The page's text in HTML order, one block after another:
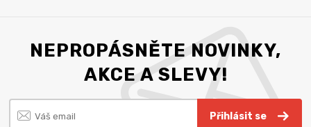
NEPROPÁSNĚTE NOVINKY,
AKCE A SLEVY!
Přihlásit se